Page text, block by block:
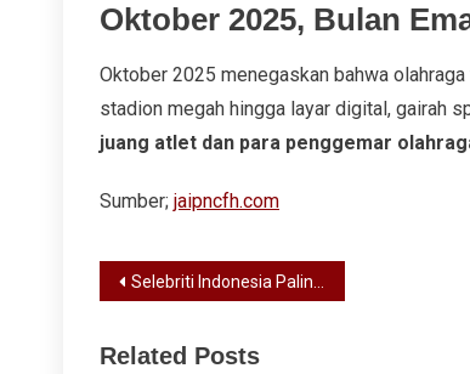
Oktober 2025, Bulan
Oktober 2025 menegaskan bahwa
stadion megah hingga layar digital, gairah
juang atlet dan para penggemar
Sumber; jaipncfh.com
Post
Selebriti Indonesia Paling Berpengaruh di Media Sosial Oktober 2025
Related Posts